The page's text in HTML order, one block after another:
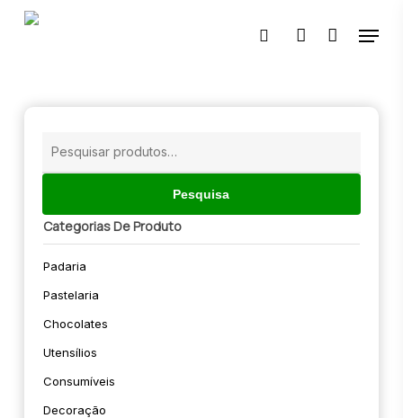
Skip
🔍
pesquisaraccount
Menu
Pesquisa
Categorias De Produto
Padaria
Pastelaria
Chocolates
Utensílios
Consumíveis
Decoração